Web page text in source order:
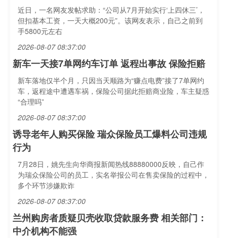
近日，一名网友发帖求助：“公司从7月开始实行‘上四休三’，
但扣基本工资，一天大概200元”。该网友表示，自己之前到
手5800元左右
2026-08-07 08:37:00
新车一天接7单网约车订单 返程出事故 保险拒赔
新车落地仅半个月，只因当天顺路为“赚点电费”接了7单网约
车，返程途中遭遇车祸，保险公司据此拒赔商业险，车主疑惑
“合理吗”
2026-08-07 08:37:00
诱导老年人购买保险 瑞众保险员工爆料公司违规
行为
7月28日，姚先生向华商报新闻热线88880000反映，自己作
为瑞众保险公司的员工，实名举报公司在售卖保险的过程中，
多个环节涉嫌欺诈
2026-08-07 08:37:00
兰州购房者质疑贝壳收取贷款服务费 相关部门：
中介机构不能强